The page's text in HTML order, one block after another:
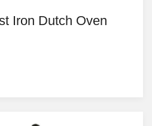
Iron Dutch Oven